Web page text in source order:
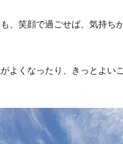
、笑顔で過ごせば、気持ち
よくなったり、きっとよい